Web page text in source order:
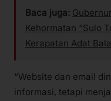
Baca juga:
Kehormatan “Sulo
Kerapatan Adat
“Website dan email
informasi, tetapi